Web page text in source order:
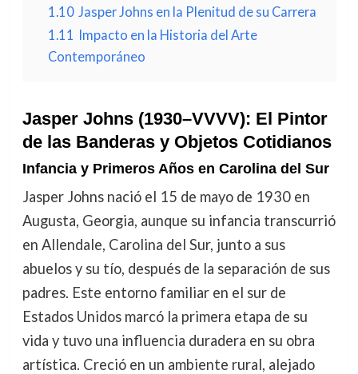
1.10 Jasper Johns en la Plenitud de su Carrera
1.11 Impacto en la Historia del Arte
Contemporáneo
Jasper Johns (1930–VVVV): El Pintor
de las Banderas y Objetos Cotidianos
Infancia y Primeros Años en Carolina del Sur
Jasper Johns nació el 15 de mayo de 1930 en
Augusta, Georgia, aunque su infancia transcurrió
en Allendale, Carolina del Sur, junto a sus
abuelos y su tío, después de la separación de sus
padres. Este entorno familiar en el sur de
Estados Unidos marcó la primera etapa de su
vida y tuvo una influencia duradera en su obra
artística. Creció en un ambiente rural, alejado